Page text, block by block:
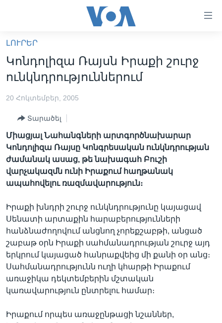
հիմնական
բովանդակությանը
անցնել
հիմնական
բովանդակությանը
բովանդակություն
ԼՈՒՐԵՐ
ՖԻԼՄԵՐ
ՖԻԼՄԵՐ
IN ENGLISH
ՄԵՐ ՄԱՍԻՆ
ՄԵՐ ՄԱՍԻՆ
«ԱՄԵՐԻԿԱՅԻ ՁԱՅՆ»-Ի ԿԱՆՈՆԱԴՐՈՒԹՅՈՒՆ
ՈՒԿՐԱԻՆԱԿԱՆ ՊԱՏԵՐԱԶՄ
Learning English
ՀԵՏԵՒԵՔ ՄԵԶ
Լեզուներ
ԼՈՒՐԵՐ
Կոնդոլիզա Ռայսն Իրաքի շուրջ
ունկնդրություններում
20 Հոկտեմբեր, 2005
Տարածել
Միացյալ Նահանգների արտգործնախարար
Կոնդոլիզա Ռայսը Կոնգրեսական ունկնդրության
ժամանակ ասաց, թե նախագահ Բուշի
վարչակազմն ունի Իրաքում հաղթանակ
ապահովելու ռազմավարություն։
Իրաքի խնդրի շուրջ ունկնդրությունը կայացավ
Սենատի արտաքին հարաբերությունների
հանձնաժողովում անցնող չորեքշաբթի, անցած
շաբաթ օրն Իրաքի սահմանադրության շուրջ այդ
երկրում կայացած հանրաքվեից մի քանի օր անց։
Սահմանադրությունն ուղի կհարթի Իրաքում
առաջիկա դեկտեմբերին մշտական
կառավարություն ընտրելու համար։
Իրաքում որպես առաջընթացի նշաններ,